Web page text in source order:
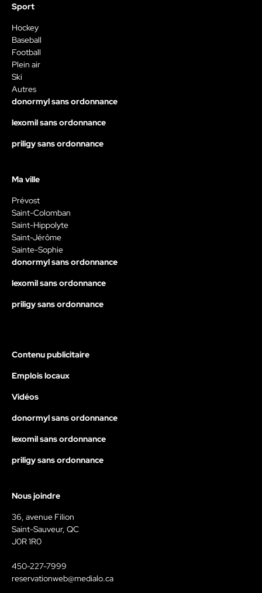
Sport
Hockey
Baseball
Football
Plein air
Ski
Autres
donormyl sans ordonnance
lexomil sans ordonnance
priligy sans ordonnance
Ma ville
Prévost
Saint-Colomban
Saint-Hippolyte
Saint-Jérôme
Sainte-Sophie
donormyl sans ordonnance
lexomil sans ordonnance
priligy sans ordonnance
Contenu publicitaire
Emplois locaux
Vidéos
donormyl sans ordonnance
lexomil sans ordonnance
priligy sans ordonnance
Nous joindre
36, avenue Filion
Saint-Sauveur, QC
J0R 1R0
450-227-7999
reservationweb@medialo.ca